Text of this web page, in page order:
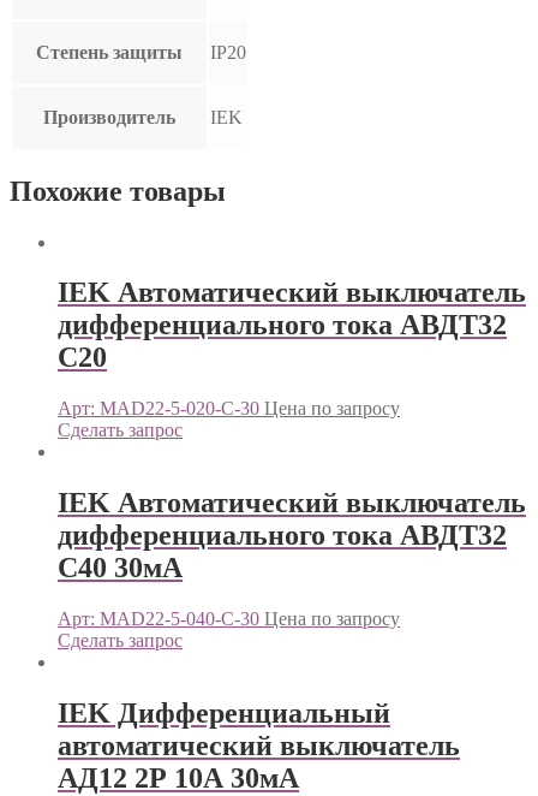
Степень защиты IP20
Производитель IEK
Похожие товары
IEK Автоматический выключатель
дифференциального тока АВДТ32
C20
Арт: MAD22-5-020-C-30 Цена по запросу
Сделать запрос
IEK Автоматический выключатель
дифференциального тока АВДТ32
C40 30мА
Арт: MAD22-5-040-C-30 Цена по запросу
Сделать запрос
IEK Дифференциальный
автоматический выключатель
АД12 2Р 10А 30мА